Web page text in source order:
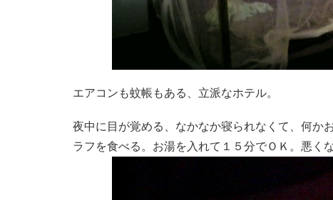
エアコンも蚊帳もある、立派なホテル。
夜中に目が覚める、なかなか寝られなくて、何か
ラフを食べる。お湯を入れて１５分でＯＫ。悪くな